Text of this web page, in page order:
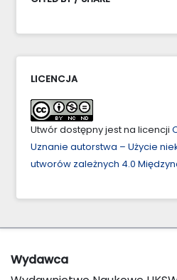
LICENCJA
Utwór dostępny jest na licencji
Uznanie autorstwa – Użycie
utworów zależnych 4.0
Wydawca